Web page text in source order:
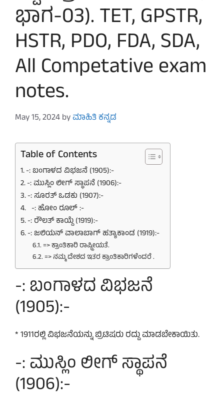
ಭಾಗ-03). TET, GPSTR,
HSTR, PDO, FDA, SDA,
All Competative exam
notes.
May 15, 2024byಮಾಹಿತಿ ಕನ್ನಡ
Table of Contents
-: ಬಂಗಾಳದ ವಿಭಜನೆ (1905):-
-: ಮುಸ್ಲಿಂ ಲೀಗ್ ಸ್ಥಾಪನೆ (1906):-
-: ಸೂರತ್ ಒಡಕು (1907):-
-: ಹೋಂ ರೂಲ್ :-
-: ರೌಲತ್ ಕಾಯ್ದೆ (1919):-
-: ಜಲಿಯನ್ ವಾಲಾಬಾಗ್ ಹತ್ಯಾಕಾಂಡ (1919):-
=> ಕ್ರಾಂತಿಕಾರಿ ರಾಷ್ಟ್ರೀಯತೆ.
=> ನಮ್ಮ ದೇಶದ ಇತರ ಕ್ರಾಂತಿಕಾರಿಗಳೆಂದರೆ .
-: ಬಂಗಾಳದ ವಿಭಜನೆ
(1905):-
* 1911ರಲ್ಲಿ ವಿಭಜನೆಯನ್ನು ಬ್ರಿಟಿಷರು ರದ್ದು ಮಾಡಬೇಕಾಯಿತು.
-: ಮುಸ್ಲಿಂ ಲೀಗ್ ಸ್ಥಾಪನೆ
(1906):-